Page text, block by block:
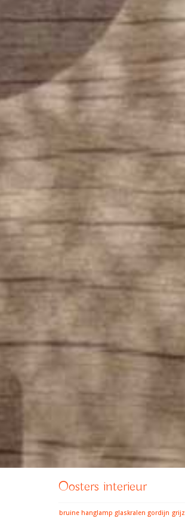
Oosters interieur
bruine hanglamp glaskralen gordijn